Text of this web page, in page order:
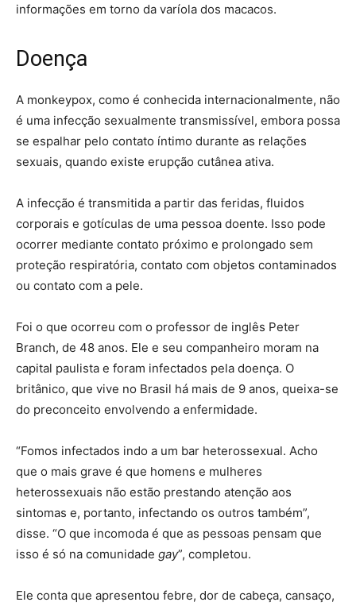
informações em torno da varíola dos macacos.
Doença
A monkeypox, como é conhecida internacionalmente, não
é uma infecção sexualmente transmissível, embora possa
se espalhar pelo contato íntimo durante as relações
sexuais, quando existe erupção cutânea ativa.
A infecção é transmitida a partir das feridas, fluidos
corporais e gotículas de uma pessoa doente. Isso pode
ocorrer mediante contato próximo e prolongado sem
proteção respiratória, contato com objetos contaminados
ou contato com a pele.
Foi o que ocorreu com o professor de inglês Peter
Branch, de 48 anos. Ele e seu companheiro moram na
capital paulista e foram infectados pela doença. O
britânico, que vive no Brasil há mais de 9 anos, queixa-se
do preconceito envolvendo a enfermidade.
“Fomos infectados indo a um bar heterossexual. Acho
que o mais grave é que homens e mulheres
heterossexuais não estão prestando atenção aos
sintomas e, portanto, infectando os outros também”,
disse. “O que incomoda é que as pessoas pensam que
isso é só na comunidade gay”, completou.
Ele conta que apresentou febre, dor de cabeça, cansaço,